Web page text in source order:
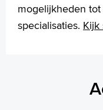
mogelijkheden
specialisaties. Kijk